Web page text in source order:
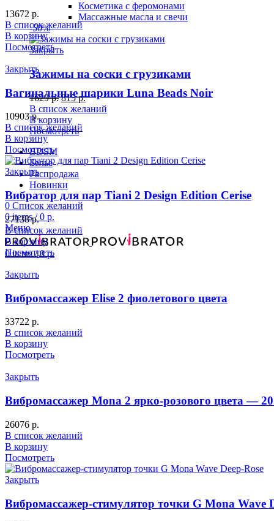
Косметика с феромонами
Массажные масла и свечи
-50%
Закрыть
Зажимы на соски с грузиками
1629р. 815р.
В список желаний
В корзину
Посмотреть
BDSM
Белье
Распродажа
Новинки
0 Список желаний
0items / 0 р.
Меню
0items / 0р.
13672 р.
В список желаний
В корзину
Посмотреть
Закрыть
Вагинальные шарики Luna Beads Noir
10903р.
В список желаний
В корзину
Посмотреть
Закрыть
Вибратор для пар Tiani 2 Design Edition Cerise
27138р.
В список желаний
В корзину
Посмотреть
Закрыть
Вибромассажер Elise 2 фиолетового цвета
33722 р.
В список желаний
В корзину
Посмотреть
Закрыть
Вибромассажер Mona 2 ярко-розового цвета —
26076 р.
В список желаний
В корзину
Посмотреть
Закрыть
Вибромассажер-стимулятор точки G Mona Wave